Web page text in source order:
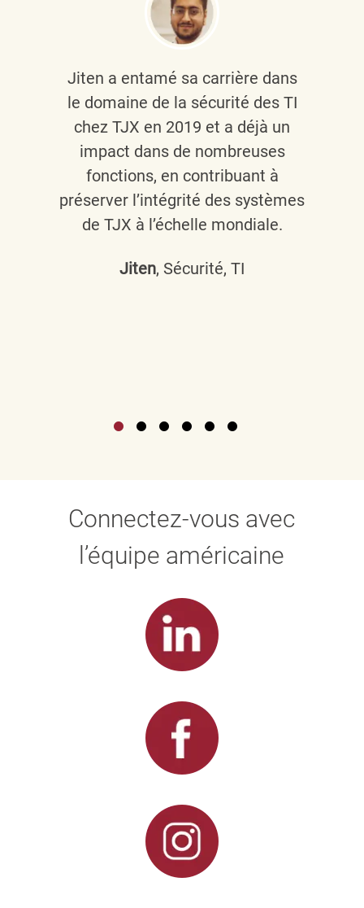
Jiten a entamé sa carrière dans
le domaine de la sécurité des TI
chez TJX en 2019 et a déjà un
impact dans de nombreuses
fonctions, en contribuant à
préserver l’intégrité des systèmes
de TJX à l’échelle mondiale.
Jiten, Sécurité, TI
Connectez-vous avec
l’équipe américaine